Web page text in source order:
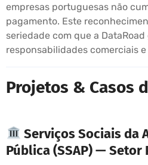
empresas portuguesas não
pagamento. Este
seriedade com que a DataRoad
responsabilidades comerciais
Projetos & Casos
Serviços Sociais da
Pública (SSAP) — Setor